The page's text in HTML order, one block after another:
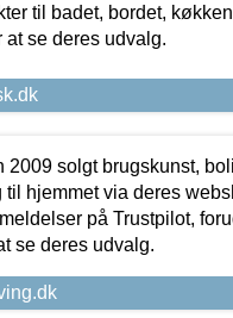
til badet, bordet,
se deres udvalg.
2009 solgt brugskunst,
hjemmet via deres
på Trustpilot,
se deres udvalg.